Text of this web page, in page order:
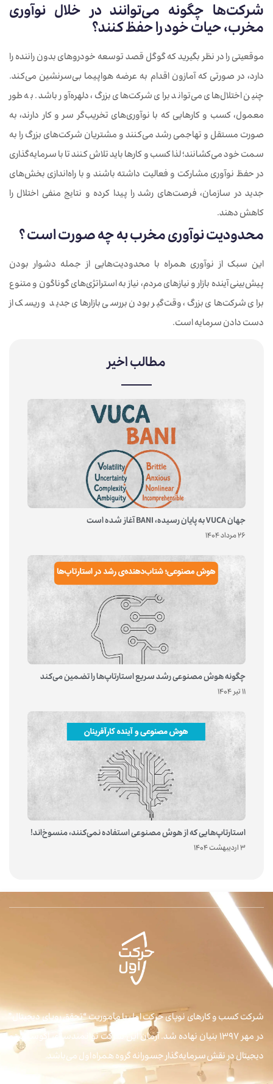
مطالب اخیر
جهان VUCA به پایان رسیده، BANI آغاز شده است
26 مرداد 1404
چگونه هوش مصنوعی رشد سریع استارتاپ‌ها را تضمین می‌کند
11 تیر 1404
استارتاپ‌هایی که از هوش مصنوعی استفاده نمی‌کنند، منسوخ‌اند!
3 اردیبهشت 1404
شرکت‌ها چگونه می‌توانند در خلال نوآوری
مخرب، حیات خود را حفظ کنند؟
موقعیتی را در نظر بگیرید که گوگل قصد توسعه خودروهای بدون راننده را
دارد، در صورتی که آمازون اقدام به عرضه هواپیما بی‌سرنشین می‌کند.
چنین اختلال‌های می‌تواند برای شرکت‌های بزرگ، دلهره‌آور باشد. به طور
معمول، کسب و کارهایی که با نوآوری‌های تخریب‌گر سر و کار دارند، به
صورت مستقل و تهاجمی رشد می‌کنند و مشتریان شرکت‌های بزرگ را به
سمت خود می‌کشانند؛ لذا کسب و کارها باید تلاش کنند تا با سرمایه‌گذاری
در حفظ نوآوری مشارکت و فعالیت داشته باشند و با راه‌اندازی بخش‌های
جدید در سازمان، فرصت‌های رشد را پیدا کرده و نتایج منفی اختلال را
کاهش دهند.
محدودیت نوآوری مخرب به چه صورت است ؟
این سبک از نوآوری همراه با محدودیت‌هایی از جمله دشوار بودن
پیش‌بینی آینده بازار و نیازهای مردم، نیاز به استراتژی‌های گوناگون و متنوع
برای شرکت‌های بزرگ، وقت‌گیر بودن بررسی بازارهای جدید و ریسک از
دست دادن سرمایه است.
شرکت کسب و کارهای نوپای حرکت اول با مأموریت “تحقق رویای دیجیتال”
در مهر ۱۳۹۷ بنیان نهاده شد. آرمان این شرکت توانمندسازی اکوسیستم
دیجیتال در نقش سرمایه‌گذار جسورانه گروه همراه اول می‌باشد.